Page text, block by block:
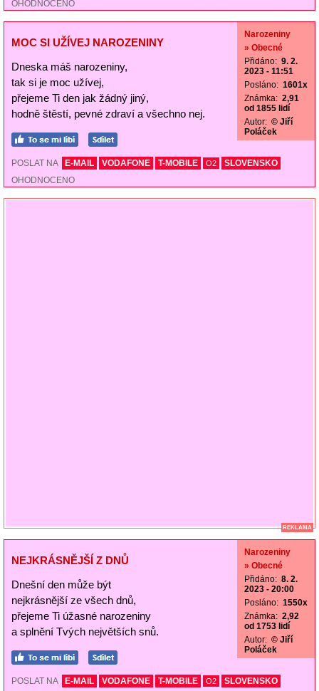
OHODNOCENO
MOC SI UŽÍVEJ NAROZENINY
Dneska máš narozeniny,
tak si je moc užívej,
přejeme Ti den jak žádný jiný,
hodně štěstí, pevné zdraví a všechno nej.
Narozeniny
» Obecné
Přidáno: 9. 2.
2023 - 11:51
Posláno: 1601x
Známka: 2,91
od 1855 lidí
Autor: © Jiří
Poláček
POSLAT NA E-MAIL VODAFONE T-MOBILE O2
SLOVENSKO
OHODNOCENO
REKLAMA
NEJKRÁSNĚJŠÍ Z DNŮ
Dnešní den může být
nejkrásnější ze všech dnů,
přejeme Ti úžasné narozeniny
a splnění Tvých největších snů.
Narozeniny
» Obecné
Přidáno: 8. 2.
2023 - 20:00
Posláno: 1550x
Známka: 2,92
od 1753 lidí
Autor: © Jiří
Poláček
POSLAT NA E-MAIL VODAFONE T-MOBILE O2
SLOVENSKO